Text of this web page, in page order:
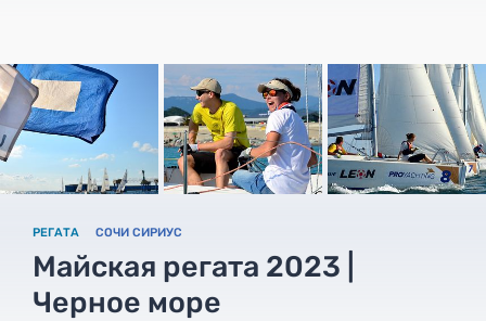
РЕГАТА СОЧИ СИРИУС
Майская регата 2023 |
Черное море